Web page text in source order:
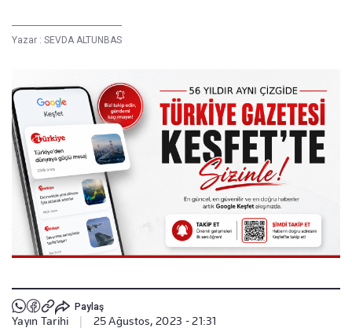
Yazar : SEVDA ALTUNBAS
Paylaş
Yayın Tarihi 25 Ağustos, 2023 - 21:31